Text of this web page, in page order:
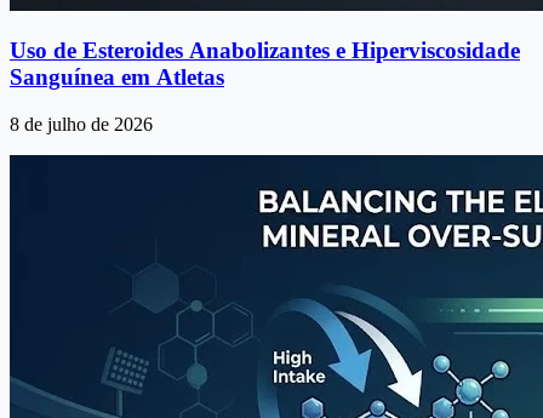
Uso de Esteroides Anabolizantes e Hiperviscosidade
Sanguínea em Atletas
8 de julho de 2026